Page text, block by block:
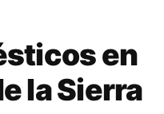
en
la Sierra